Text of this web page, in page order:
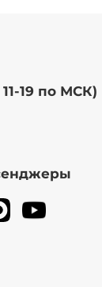
19 по МСК)